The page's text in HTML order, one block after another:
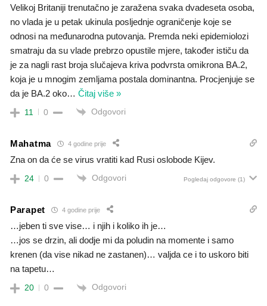
Velikoj Britaniji trenutačno je zaražena svaka dvadeseta osoba,
no vlada je u petak ukinula posljednje ograničenje koje se
odnosi na međunarodna putovanja. Premda neki epidemiolozi
smatraju da su vlade prebrzo opustile mjere, također ističu da
je za nagli rast broja slučajeva kriva podvrsta omikrona BA.2,
koja je u mnogim zemljama postala dominantna. Procjenjuje se
da je BA.2 oko… Čitaj više »
11 0 Odgovori
Mahatma 4 godine prije
Zna on da će se virus vratiti kad Rusi oslobode Kijev.
24 0 Odgovori Pogledaj odgovore (1)
Parapet 4 godine prije
…jeben ti sve vise… i njih i koliko ih je…
…jos se drzin, ali dodje mi da poludin na momente i samo
krenen (da vise nikad ne zastanen)… valjda ce i to uskoro biti
na tapetu…
20 0 Odgovori